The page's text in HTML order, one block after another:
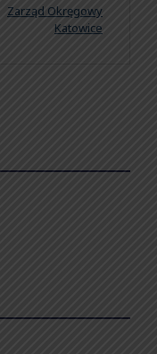
Zarząd Okręgowy
Katowice